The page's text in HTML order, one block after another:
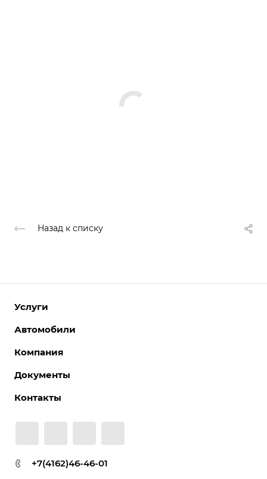
Назад к списку
Услуги
Автомобили
Компания
Документы
Контакты
+7(4162)46-46-01